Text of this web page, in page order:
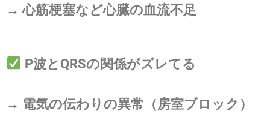
→ 心筋梗塞など心臓の血流不足
P波とQRSの関係がズレてる
→ 電気の伝わりの異常（房室ブロック）